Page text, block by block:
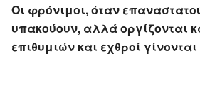
Οι φρόνιμοι, όταν
υπακούουν, αλλά οργίζονται
επιθυμιών και εχθροί